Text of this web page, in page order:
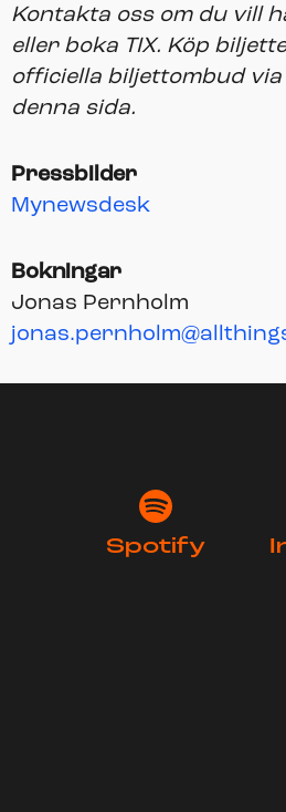
Kontakta oss om du vill
eller boka TIX. Köp
officiella biljettombud
denna sida.
Pressbilder
Mynewsdesk
Bokningar
Jonas Pernholm
Spotify